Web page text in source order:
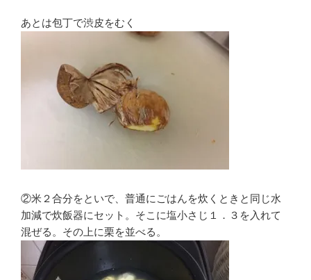
あとは包丁で渋皮をむく
②米２合分をといで、普通にごはんを炊くときと同じ水
加減で炊飯器にセット。そこに塩小さじ１．３を入れて
混ぜる。その上に栗を並べる。